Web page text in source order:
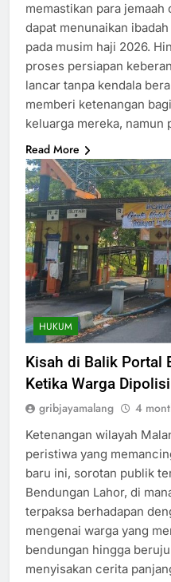
memastikan para
dapat menunaikan
pada musim haji 2026.
proses persiapan
lancar tanpa kendala
memberi ketenangan
keluarga mereka, namun
Read More
HUKUM
Kisah di Balik Portal
Ketika Warga
gribjayamalang 4
Ketenangan wilayah
peristiwa yang
baru ini, sorotan publik
Bendungan Lahor, di
terpaksa berhadapan
mengenai warga yang
bendungan hingga
menyisakan cerita